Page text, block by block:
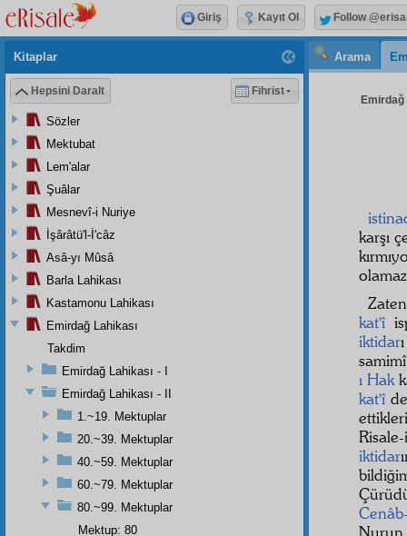
Arama
Emirdağ
karşı
kat'î
iktidar
ı Hak
kat'î
iktidar
Nurun
Kitaplar
Hepsini Daralt Fihrist
Sözler
Mektubat
Lem'alar
Şuâlar
Mesnevî-i Nuriye
İşârâtü'l-İ'câz
Asâ-yı Mûsâ
Barla Lahikası
Kastamonu Lahikası
Emirdağ Lahikası
Takdim
Emirdağ Lahikası - I
Emirdağ Lahikası - II
1.~19. Mektuplar
20.~39. Mektuplar
40.~59. Mektuplar
60.~79. Mektuplar
80.~99. Mektuplar
Mektup: 80
Giriş Kayıt Ol Follow